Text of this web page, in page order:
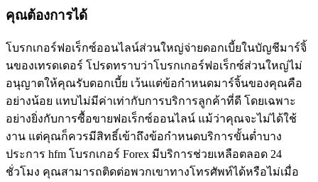
คุณต้องการได้
โบรกเกอร์ฟอเร็กซ์ออนไลน์ส่วนใหญ่จ่ายดอกเบี้ยในบัญชีมาร์จิ้
นของเทรดเดอร์ โปรดทราบว่าโบรกเกอร์ฟอเร็กซ์ส่วนใหญ่ไม่
อนุญาตให้คุณรับดอกเบี้ย เว้นแต่ข้อกำหนดมาร์จิ้นของคุณคือ
อย่างน้อย แทบไม่มีค่าเท่ากับการบริการลูกค้าที่ดี โดยเฉพาะ
อย่างยิ่งกับการซื้อขายฟอเร็กซ์ออนไลน์ แม้ว่าคุณจะไม่ได้ใช้
งาน แต่คุณก็ควรมีสิทธิ์เข้าถึงข้อกำหนดบริการขั้นต่ำบาง
ประการ hfm โบรกเกอร์ Forex มีบริการช่วยเหลือตลอด 24
ชั่วโมง คุณสามารถติดต่อพวกเขาทางโทรศัพท์ได้หรือไม่เมื่อ